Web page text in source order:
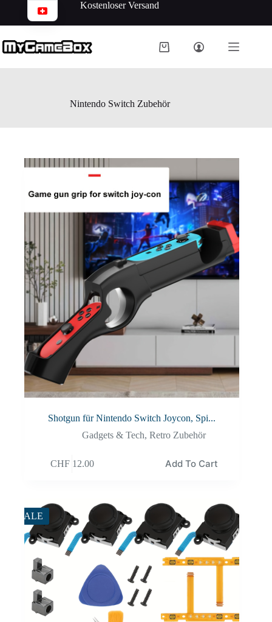
Kostenloser Versand
Nintendo Switch Zubehör
Shotgun für Nintendo Switch Joycon, Spi...
Gadgets & Tech,Retro Zubehör
CHF12.00 Add To Cart
SALE